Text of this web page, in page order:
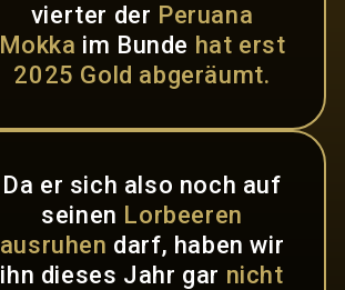
vierter der Peruana
Mokka im Bunde hat erst
2025 Gold abgeräumt.
Da er sich also noch auf
seinen Lorbeeren
ausruhen darf, haben wir
ihn dieses Jahr gar nicht